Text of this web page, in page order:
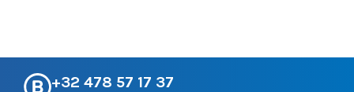
+32 478 57 17 37